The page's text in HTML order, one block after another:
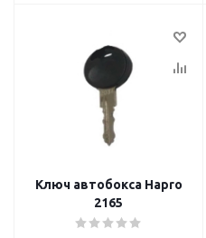
Ключ автобокса Hapro
2165